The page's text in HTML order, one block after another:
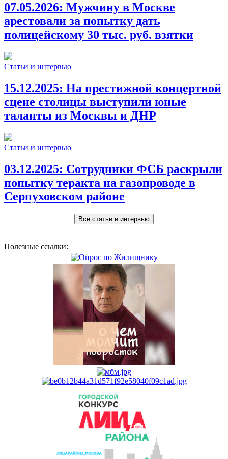
07.05.2026: Мужчину в Москве
арестовали за попытку дать
полицейскому 30 тыс. руб. взятки
Статьи и интервью
15.12.2025: На престижной концертной
сцене столицы выступили юные
таланты из Москвы и ДНР
Статьи и интервью
03.12.2025: Сотрудники ФСБ раскрыли
попытку теракта на газопроводе в
Серпуховском районе
Все статьи и интервью
Полезные ссылки: